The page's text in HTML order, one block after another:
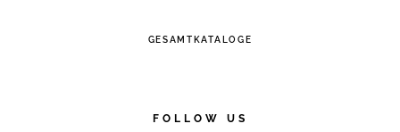
GESAMTKATALOGE
FOLLOW US